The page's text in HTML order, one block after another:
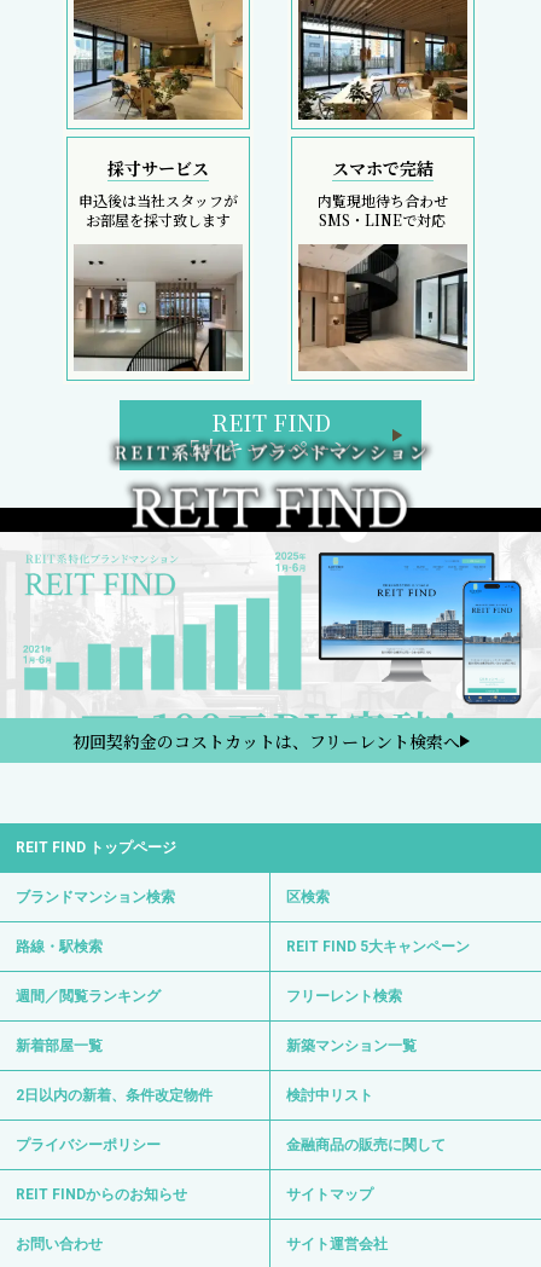
採寸サービス
申込後は当社スタッフが
お部屋を採寸致します
スマホで完結
内覧現地待ち合わせ
SMS・LINEで対応
REIT FIND
5大キャンペーン
初回契約金のコストカットは、フリーレント検索へ
REIT FIND トップページ
ブランドマンション検索 区検索
路線・駅検索 REIT FIND 5大キャンペーン
週間／閲覧ランキング フリーレント検索
新着部屋一覧 新築マンション一覧
2日以内の新着、条件改定物件 検討中リスト
プライバシーポリシー 金融商品の販売に関して
REIT FINDからのお知らせ サイトマップ
お問い合わせ サイト運営会社